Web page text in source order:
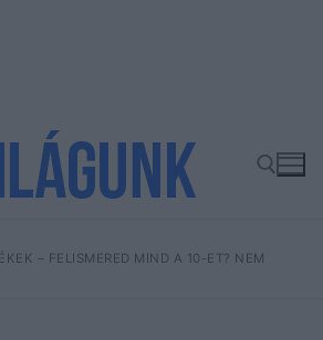
Keresése:
– FELISMERED MIND A 10-ET? NEM